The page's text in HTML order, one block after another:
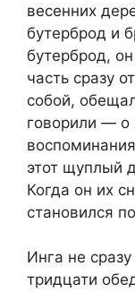
весенних
бутерброд и
бутерброд,
часть сразу
собой,
говорили — о
этот щуплый
Когда он их
становился
Инга не
тридцати